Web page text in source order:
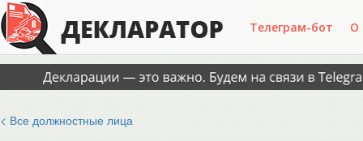
Телеграм-бот О
< Все должностные лица